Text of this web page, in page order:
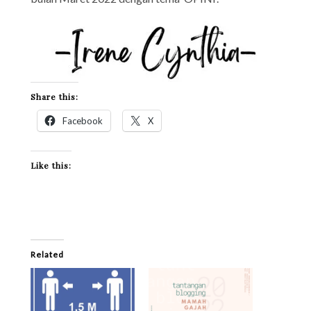
Share this:
Facebook X
Like this:
Related